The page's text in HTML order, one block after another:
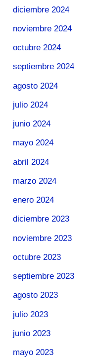
diciembre 2024
noviembre 2024
octubre 2024
septiembre 2024
agosto 2024
julio 2024
junio 2024
mayo 2024
abril 2024
marzo 2024
enero 2024
diciembre 2023
noviembre 2023
octubre 2023
septiembre 2023
agosto 2023
julio 2023
junio 2023
mayo 2023